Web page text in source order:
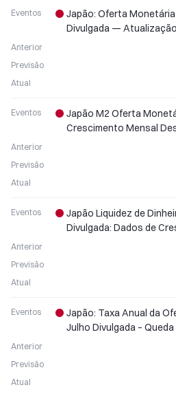
Eventos
Japão: Oferta Monetária
Divulgada —
Anterior
Previsão
Atual
Eventos
Japão M2 Oferta
Crescimento Mensal
Anterior
Previsão
Atual
Eventos
Japão Liquidez de
Divulgada: Dados de
Anterior
Previsão
Atual
Eventos
Japão: Taxa Anual da
Julho Divulgada –
Anterior
Previsão
Atual